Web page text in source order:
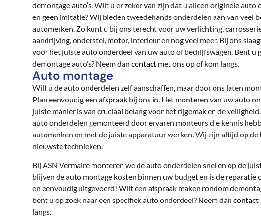
demontage auto’s. Wilt u er zeker van zijn dat u alleen originele
en geen imitatie? Wij bieden tweedehands onderdelen aan van veel
automerken. Zo kunt u bij ons terecht voor uw verlichting,
aandrijving, onderstel, motor, interieur en nog veel meer. Bij ons
voor het juiste auto onderdeel van uw auto of bedrijfswagen. Bent u
demontage auto’s? Neem dancontact met ons op of kom langs.
Auto montage
Wilt u de auto onderdelen zelf aanschaffen, maar door ons laten
Plan eenvoudig eenafspraak bij ons in. Het monteren van uw auto
juiste manier is van cruciaal belang voor het rijgemak en de
auto onderdelen gemonteerd door ervaren monteurs die kennis
automerken en met de juiste apparatuur werken. Wij zijn altijd op de
nieuwste technieken.
Bij ASN Vermaire monteren we de auto onderdelen snel en op de
blijven de auto montage kosten binnen uw budget en is de reparatie
en eenvoudig uitgevoerd! Wilt een afspraak maken rondom
bent u op zoek naar een specifiek auto onderdeel? Neem dancontact
langs.